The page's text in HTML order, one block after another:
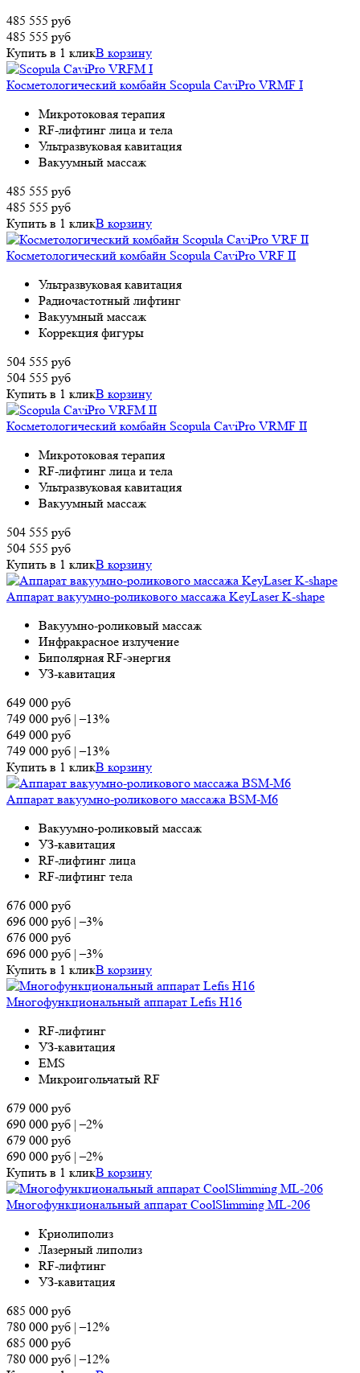
485 555 руб
485 555 руб
Купить в 1 кликВ корзину
Косметологический комбайн Scopula CaviPro VRMF I
Микротоковая терапия
RF-лифтинг лица и тела
Ультразвуковая кавитация
Вакуумный массаж
485 555 руб
485 555 руб
Купить в 1 кликВ корзину
Косметологический комбайн Scopula CaviPro VRF II
Ультразвуковая кавитация
Радиочастотный лифтинг
Вакуумный массаж
Коррекция фигуры
504 555 руб
504 555 руб
Купить в 1 кликВ корзину
Косметологический комбайн Scopula CaviPro VRMF II
Микротоковая терапия
RF-лифтинг лица и тела
Ультразвуковая кавитация
Вакуумный массаж
504 555 руб
504 555 руб
Купить в 1 кликВ корзину
Аппарат вакуумно-роликового массажа KeyLaser K-shape
Вакуумно-роликовый массаж
Инфракрасное излучение
Биполярная RF-энергия
УЗ-кавитация
649 000 руб
749 000 руб |–13%
649 000 руб
749 000 руб |–13%
Купить в 1 кликВ корзину
Аппарат вакуумно-роликового массажа BSM-M6
Вакуумно-роликовый массаж
УЗ-кавитация
RF-лифтинг лица
RF-лифтинг тела
676 000 руб
696 000 руб |–3%
676 000 руб
696 000 руб |–3%
Купить в 1 кликВ корзину
Многофункциональный аппарат Lefis H16
RF-лифтинг
УЗ-кавитация
EMS
Микроигольчатый RF
679 000 руб
690 000 руб |–2%
679 000 руб
690 000 руб |–2%
Купить в 1 кликВ корзину
Многофункциональный аппарат CoolSlimming ML-206
Криолиполиз
Лазерный липолиз
RF-лифтинг
УЗ-кавитация
685 000 руб
780 000 руб |–12%
685 000 руб
780 000 руб |–12%